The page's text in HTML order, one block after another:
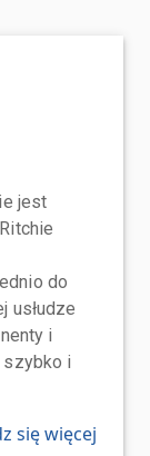
jest
do
usłudze
i
i
się więcej